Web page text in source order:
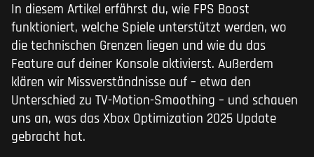
In diesem Artikel erfährst du, wie FPS Boost
funktioniert, welche Spiele unterstützt werden, wo
die technischen Grenzen liegen und wie du das
Feature auf deiner Konsole aktivierst. Außerdem
klären wir Missverständnisse auf – etwa den
Unterschied zu TV-Motion-Smoothing – und schauen
uns an, was das Xbox Optimization 2025 Update
gebracht hat.